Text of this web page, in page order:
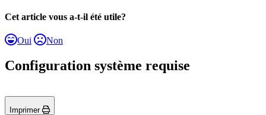
Cet article vous a-t-il été utile?
Oui Non
Configuration système requise
Imprimer